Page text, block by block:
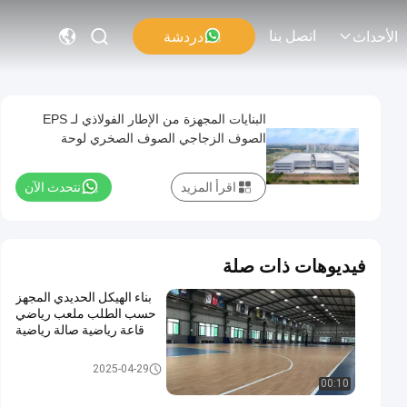
الأحداث اتصل بنا دردشة
البنايات المجهزة من الإطار الفولاذي لـ EPS
الصوف الزجاجي الصوف الصخري لوحة
نتحدث الآن اقرأ المزيد
فيديوهات ذات صلة
00:10
بناء الهيكل الحديدي المجهز
حسب الطلب ملعب رياضي
قاعة رياضية صالة رياضية
بناء الهياكل الفولاذية2025-04-29